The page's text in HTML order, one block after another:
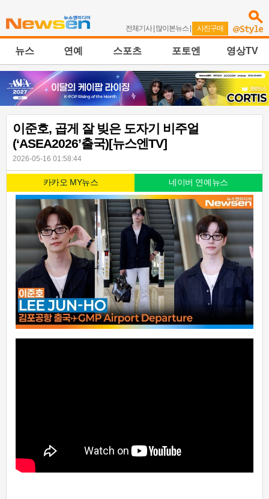
전체기사| 많이본뉴스 | 사진구매
뉴스 연예 스포츠 포토엔 영상TV
이준호, 곱게 잘 빚은 도자기 비주얼
(‘ASEA2026’출국)[뉴스엔TV]
2026-05-16 01:58:44
카카오 MY뉴스 네이버 연예뉴스